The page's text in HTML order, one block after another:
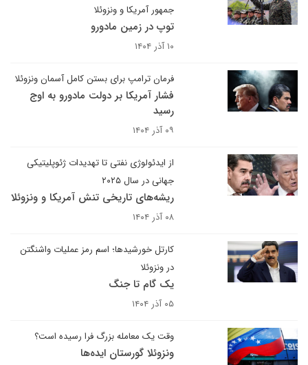
جمهور آمریکا و ونزوئلا
توپ در زمین مادورو
۱۰ آذر ۱۴۰۴
فرمان ترامپ برای بستن کامل آسمان ونزوئلا
فشار آمریکا بر دولت مادورو به اوج
رسید
۰۹ آذر ۱۴۰۴
از ایدئولوژی نفتی تا تهدیدات ژئوپلیتیکی
جهانی در سال ۲۰۲۵
ریشه‌های تاریخی تنش آمریکا و ونزوئلا
۰۸ آذر ۱۴۰۴
کارتل خورشیدها؛ اسم رمز عملیات واشنگتن
در ونزوئلا
یک گام تا جنگ
۰۵ آذر ۱۴۰۴
وقت یک معامله بزرگ فرا رسیده است؟
ونزوئلا گورستان ایده‌ها